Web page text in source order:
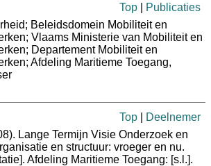
Top
Publicaties
Beleidsdomein Mobiliteit en
Vlaams Ministerie van Mobiliteit en
Departement Mobiliteit en
Afdeling Maritieme Toegang,
Top
Deelnemer
Lange Termijn Visie Onderzoek en
en structuur: vroeger en nu.
Afdeling Maritieme Toegang: [s.l.].